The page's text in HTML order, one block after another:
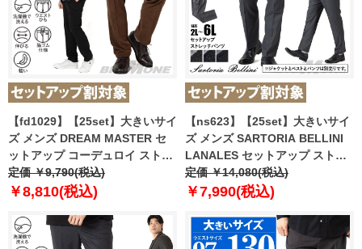
【fd1029】【25set】大きいサイ
ズ メンズ DREAM MASTER セ
ットアップ コーデュロイ ストレ
ッチ パンツ 軽量 ウォッシャブル
スマリラ azw2518-sp2
定価 ￥9,790(税込)
￥8,810(税込)
【ns623】【25set】大きいサイ
ズ メンズ SARTORIA BELLINI
LANALES セットアップ ストレ
ッチ パンツ スマリラ mw-lan-
pt-l 【t2502】
定価 ￥14,080(税込)
￥7,990(税込)